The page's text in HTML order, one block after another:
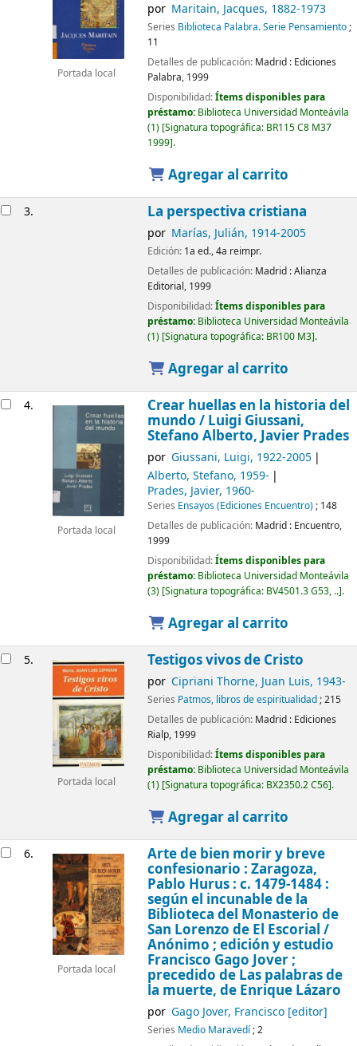
Portada local
por Maritain, Jacques, 1882-1973
Series Biblioteca Palabra. Serie Pensamiento;
11
Detalles de publicación: Madrid : Ediciones
Palabra, 1999
Disponibilidad:Ítems disponibles para
préstamo: Biblioteca Universidad Monteávila
(1) Signatura topográfica: BR115 C8 M37
1999 .
Agregar al carrito
3. La perspectiva cristiana
por Marías, Julián, 1914-2005
Edición: 1a ed., 4a reimpr.
Detalles de publicación: Madrid :Alianza
Editorial, 1999
Disponibilidad:Ítems disponibles para
préstamo: Biblioteca Universidad Monteávila
(1) Signatura topográfica: BR100 M3 .
Agregar al carrito
4.
Portada local
Crear huellas en la historia del
mundo / Luigi Giussani,
Stefano Alberto, Javier Prades
por Giussani, Luigi, 1922-2005
Alberto, Stefano, 1959-
Prades, Javier, 1960-
Series Ensayos (Ediciones Encuentro); 148
Detalles de publicación: Madrid : Encuentro,
1999
Disponibilidad:Ítems disponibles para
préstamo: Biblioteca Universidad Monteávila
(3) Signatura topográfica: BV4501.3 G53, .. .
Agregar al carrito
5.
Portada local
Testigos vivos de Cristo
por Cipriani Thorne, Juan Luis, 1943-
Series Patmos, libros de espiritualidad; 215
Detalles de publicación: Madrid : Ediciones
Rialp, 1999
Disponibilidad:Ítems disponibles para
préstamo: Biblioteca Universidad Monteávila
(1) Signatura topográfica: BX2350.2 C56 .
Agregar al carrito
6.
Portada local
Arte de bien morir y breve
confesionario : Zaragoza,
Pablo Hurus : c. 1479-1484 :
según el incunable de la
Biblioteca del Monasterio de
San Lorenzo de El Escorial /
Anónimo ; edición y estudio
Francisco Gago Jover ;
precedido de Las palabras de
la muerte, de Enrique Lázaro
por Gago Jover, Francisco[editor]
Series Medio Maravedí; 2